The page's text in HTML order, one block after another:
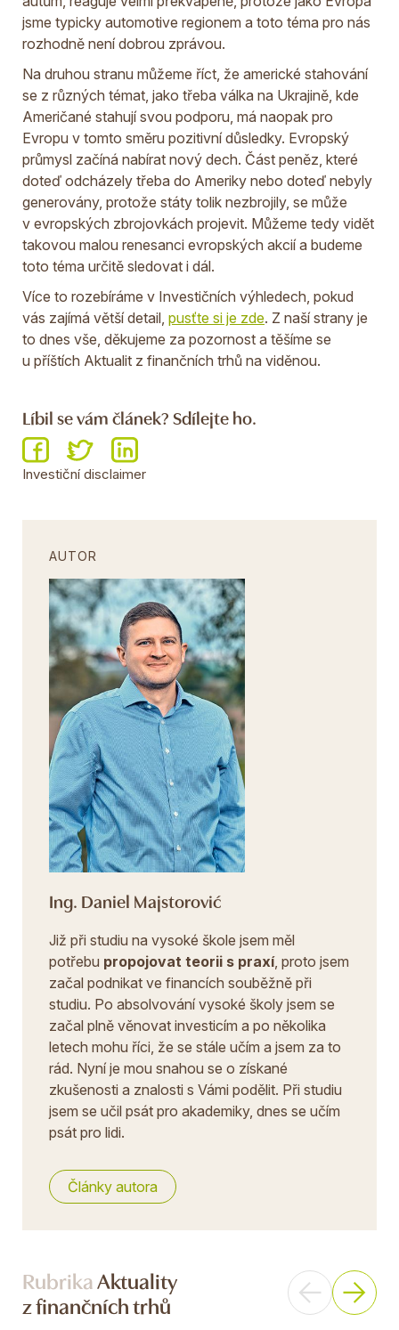
jsme typicky automotive regionem a toto téma pro nás
rozhodně není dobrou zprávou.
Na druhou stranu můžeme říct, že americké stahování
se z různých témat, jako třeba válka na Ukrajině, kde
Američané stahují svou podporu, má naopak pro
Evropu v tomto směru pozitivní důsledky. Evropský
průmysl začíná nabírat nový dech. Část peněz, které
doteď odcházely třeba do Ameriky nebo doteď nebyly
generovány, protože státy tolik nezbrojily, se může
v evropských zbrojovkách projevit. Můžeme tedy vidět
takovou malou renesanci evropských akcií a budeme
toto téma určitě sledovat i dál.
Více to rozebíráme v Investičních výhledech, pokud
vás zajímá větší detail, pusťte si je zde. Z naší strany je
to dnes vše, děkujeme za pozornost a těšíme se
u příštích Aktualit z finančních trhů na viděnou.
Líbil se vám článek? Sdílejte ho.
Investiční disclaimer
AUTOR
Ing. Daniel Majstorović
Již při studiu na vysoké škole jsem měl
potřebu propojovat teorii s praxí, proto jsem
začal podnikat ve financích souběžně při
studiu. Po absolvování vysoké školy jsem se
začal plně věnovat investicím a po několika
letech mohu říci, že se stále učím a jsem za to
rád. Nyní je mou snahou se o získané
zkušenosti a znalosti s Vámi podělit. Při studiu
jsem se učil psát pro akademiky, dnes se učím
psát pro lidi.
Články autora
RubrikaAktuality
z finančních trhů